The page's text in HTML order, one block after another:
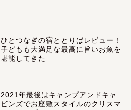
ひとつなぎの宿ととりばレビュー！
子どもも大満足な最高に旨いお魚を
堪能してきた
2021年最後はキャンプアンドキャ
ビンズでお座敷スタイルのクリスマ